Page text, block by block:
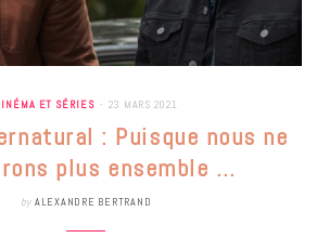
ET SÉRIES 23 MARS 2021
: Puisque nous ne
plus ensemble …
by ALEXANDRE BERTRAND